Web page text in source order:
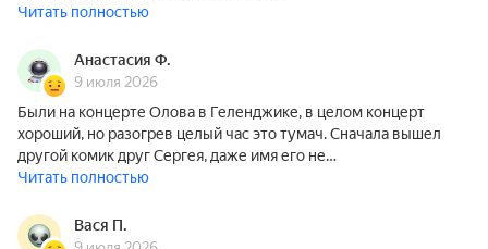
Читать полностью
Анастасия Ф.
9 июля 2026
Были на концерте Олова в Геленджике, в целом концерт
хороший, но разогрев целый час это тумач. Сначала вышел
другой комик друг Сергея, даже имя его не…
Читать полностью
Вася П.